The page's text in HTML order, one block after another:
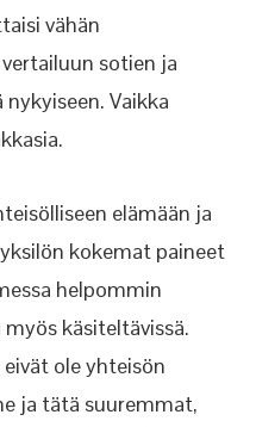
vähän
sotien ja
Vaikka
elämään ja
kokemat paineet
helpommin
käsiteltävissä.
ole yhteisön
ja tätä suuremmat,